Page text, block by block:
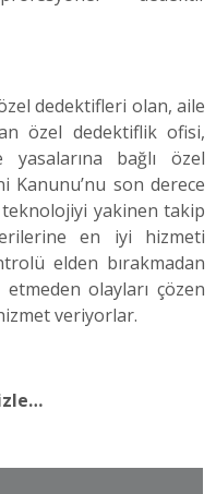
dedektifleri olan, aile
özel dedektiflik ofisi,
bağlı özel
son derece
yakinen takip
en iyi hizmeti
elden bırakmadan
olayları çözen
veriyorlar.